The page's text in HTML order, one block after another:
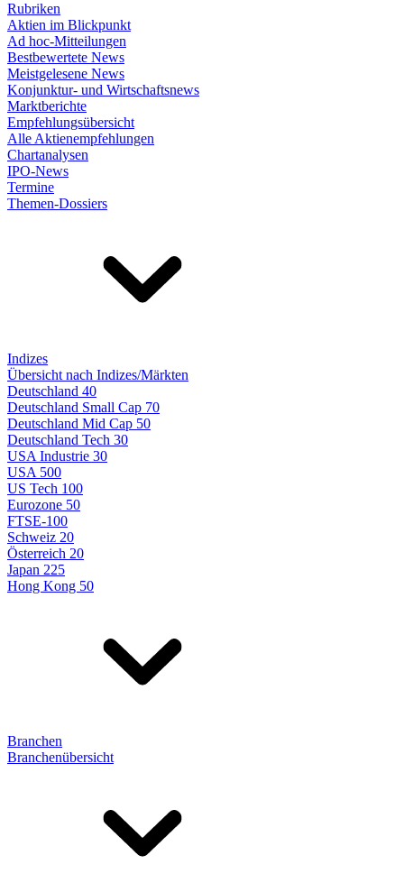
Rubriken
Aktien im Blickpunkt
Ad hoc-Mitteilungen
Bestbewertete News
Meistgelesene News
Konjunktur- und Wirtschaftsnews
Marktberichte
Empfehlungsübersicht
Alle Aktienempfehlungen
Chartanalysen
IPO-News
Termine
Themen-Dossiers
Indizes
Übersicht nach Indizes/Märkten
Deutschland 40
Deutschland Small Cap 70
Deutschland Mid Cap 50
Deutschland Tech 30
USA Industrie 30
USA 500
US Tech 100
Eurozone 50
FTSE-100
Schweiz 20
Österreich 20
Japan 225
Hong Kong 50
Branchen
Branchenübersicht